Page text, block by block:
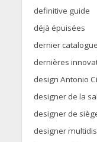
definitive guide
déjà épuisées
dernier catalogue
dernières
design Antonio
designer de la
designer de
designer